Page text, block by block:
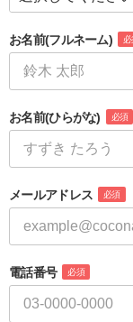
お名前(フルネーム)
お名前(ひらがな) 必須
メールアドレス 必須
電話番号 必須